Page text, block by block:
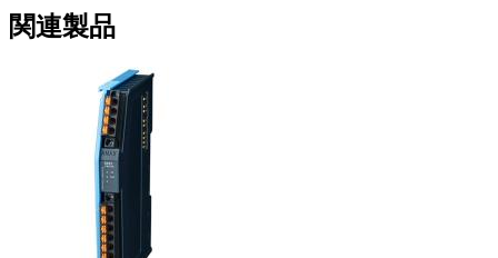
関連製品